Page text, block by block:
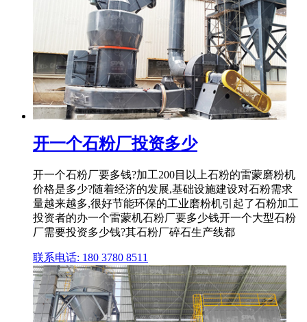
开一个石粉厂投资多少
开一个石粉厂要多钱?加工200目以上石粉的雷蒙磨粉机
价格是多少?随着经济的发展,基础设施建设对石粉需求
量越来越多,很好节能环保的工业磨粉机引起了石粉加工
投资者的办一个雷蒙机石粉厂要多少钱开一个大型石粉
厂需要投资多少钱?其石粉厂碎石生产线都
联系电话: 180 3780 8511